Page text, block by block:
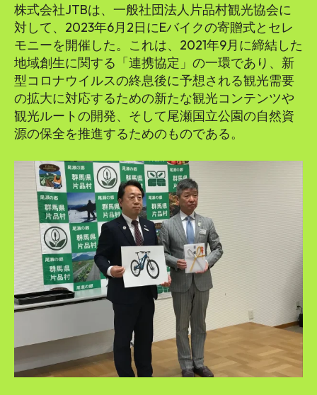
株式会社JTBは、一般社団法人片品村観光協会に
対して、2023年6月2日にEバイクの寄贈式とセレ
モニーを開催した。これは、2021年9月に締結した
地域創生に関する「連携協定」の一環であり、新
型コロナウイルスの終息後に予想される観光需要
の拡大に対応するための新たな観光コンテンツや
観光ルートの開発、そして尾瀬国立公園の自然資
源の保全を推進するためのものである。